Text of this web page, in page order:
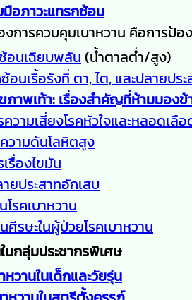
อภาวะแทรกซ้อน
การควบคุมเบาหวาน คือการป้อ
อนเฉียบพลัน(น้ำตาลต่ำ/สูง)
อนเรื้อรังที่ ตา, ไต, และปลายปร
ภาพเท้า: เรื่องสำคัญที่ห้ามมองข้
วามเสี่ยงโรคหัวใจและหลอดเลื
วามดันโลหิตสูง
รื่องไขมัน
ยประสาทอักเสบ
รคเบาหวาน
ศีรษะในผู้ป่วยโรคเบาหวาน
นกลุ่มประชากรพิเศษ
วานในเด็กและวัยรุ่น